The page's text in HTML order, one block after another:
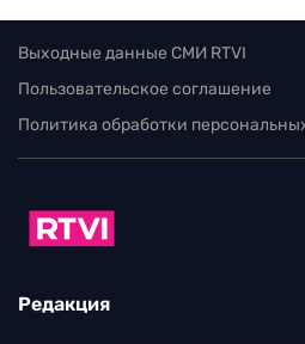
Выходные данные СМИ RTVI
Пользовательское соглашение
Политика обработки
Редакция